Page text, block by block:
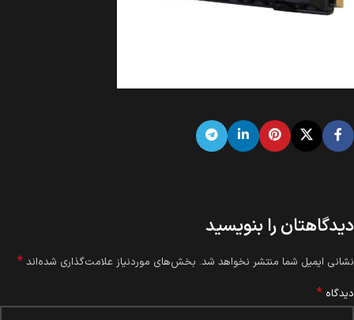
دیدگاهتان را بنویسید
نشانی ایمیل شما منتشر نخواهد شد. بخش‌های موردنیاز علامت‌گذاری شده‌اند *
دیدگاه *